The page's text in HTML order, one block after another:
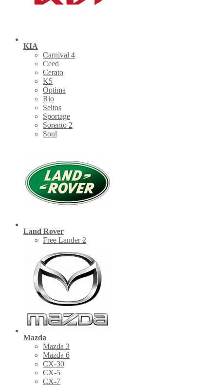
KIA
Carnival 4
Ceed
Cerato
K5
Optima
Rio
Seltos
Sportage
Sorento 2
Soul
Land Rover
Free Lander 2
Mazda
Mazda 3
Mazda 6
CX-30
СХ-5
CX-7